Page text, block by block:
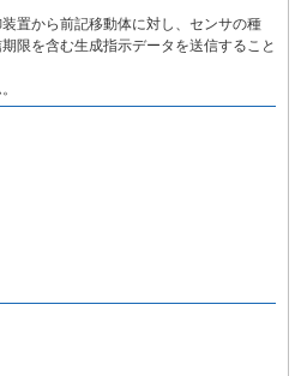
置から前記移動体に対し、センサの種
限を含む生成指示データを送信すること